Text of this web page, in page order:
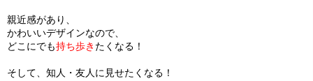
親近感があり、
かわいいデザインなので、
どこにでも持ち歩き たくなる！
そして、知人・友人に見せたくなる！